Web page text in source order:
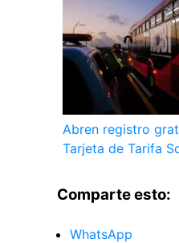
Abren registro
Tarjeta de Tarifa
Comparte esto:
WhatsApp